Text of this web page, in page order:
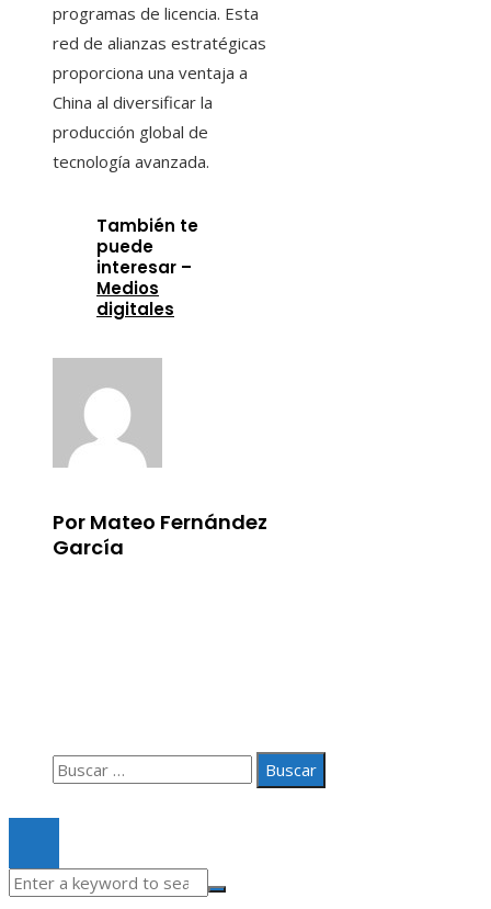
programas de licencia. Esta
red de alianzas estratégicas
proporciona una ventaja a
China al diversificar la
producción global de
tecnología avanzada.
También te
puede
interesar –
Medios
digitales
Por Mateo Fernández
García
Buscar: